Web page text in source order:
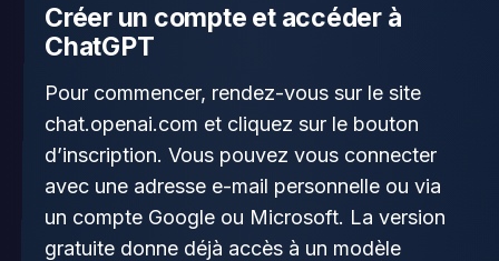
Créer un compte et accéder à
ChatGPT
Pour commencer, rendez-vous sur le site
chat.openai.com et cliquez sur le bouton
d’inscription. Vous pouvez vous connecter
avec une adresse e-mail personnelle ou via
un compte Google ou Microsoft. La version
gratuite donne déjà accès à un modèle